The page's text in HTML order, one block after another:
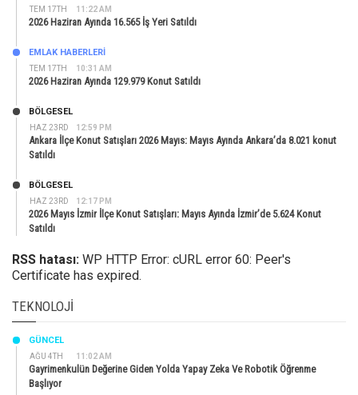
TEM 17TH 11:22 AM
2026 Haziran Ayında 16.565 İş Yeri Satıldı
TEM 17TH 10:31 AM
EMLAK HABERLERI
2026 Haziran Ayında 129.979 Konut Satıldı
HAZ 23RD 12:59 PM
BÖLGESEL
Ankara İlçe Konut Satışları 2026 Mayıs: Mayıs Ayında Ankara’da 8.021 konut
Satıldı
HAZ 23RD 12:17 PM
BÖLGESEL
2026 Mayıs İzmir İlçe Konut Satışları: Mayıs Ayında İzmir’de 5.624 Konut
Satıldı
RSS hatası: WP HTTP Error: cURL error 60: Peer's
Certificate has expired.
TEKNOLOJI
AĞU 4TH 11:02 AM
GÜNCEL
Gayrimenkulün Değerine Giden Yolda Yapay Zeka Ve Robotik Öğrenme
Başlıyor